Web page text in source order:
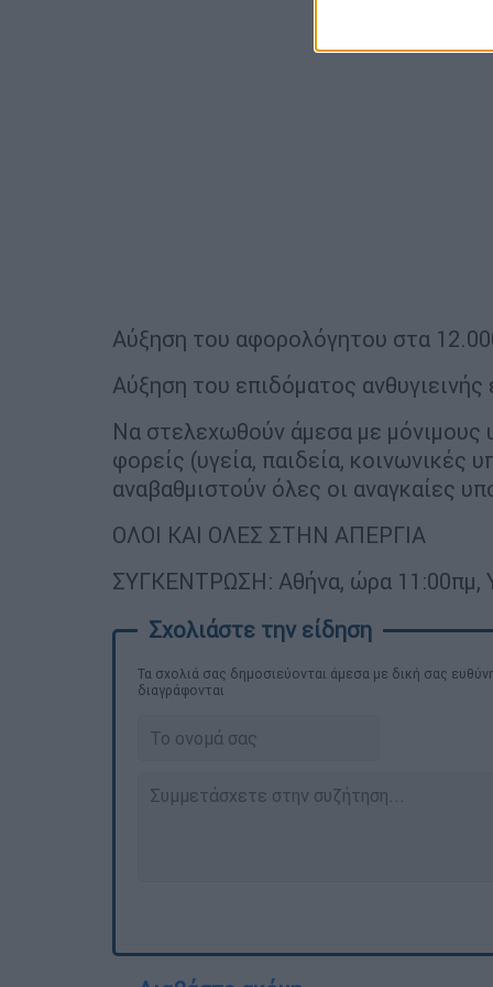
Αύξηση του αφορολόγητου στα
Αύξηση του επιδόματος ανθυγιεινής
Να στελεχωθούν άμεσα με μόνιμους
φορείς (υγεία, παιδεία, κοινωνικές
αναβαθμιστούν όλες οι αναγκαίες
ΟΛΟΙ ΚΑΙ ΟΛΕΣ ΣΤΗΝ ΑΠΕΡΓΙΑ
ΣΥΓΚΕΝΤΡΩΣΗ: Αθήνα, ώρα 11:00πμ,
Τα σχολιά σας δημοσιεύονται άμεσα με δική σας
διαγράφονται